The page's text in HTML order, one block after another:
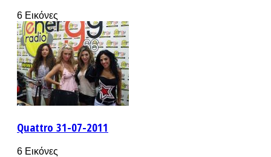
6 Εικόνες
Quattro 31-07-2011
6 Εικόνες